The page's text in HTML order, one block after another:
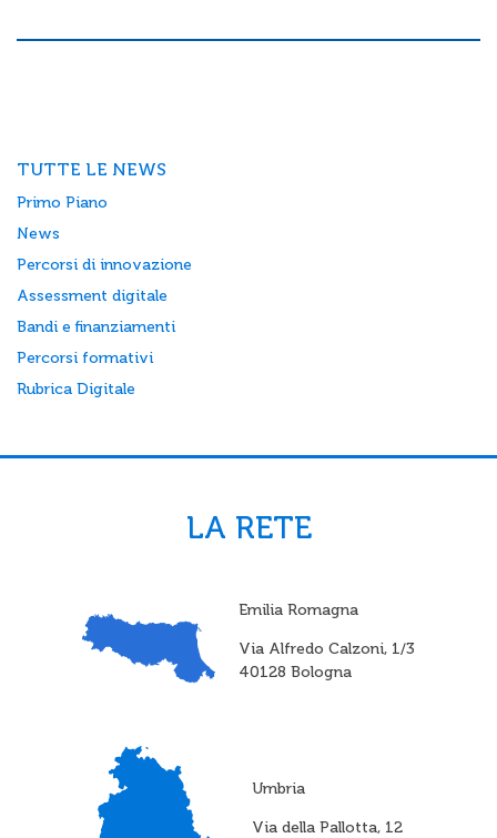
TUTTE LE NEWS
Primo Piano
News
Percorsi di innovazione
Assessment digitale
Bandi e finanziamenti
Percorsi formativi
Rubrica Digitale
LA RETE
Emilia Romagna
Via Alfredo Calzoni, 1/3
40128 Bologna
Umbria
Via della Pallotta, 12